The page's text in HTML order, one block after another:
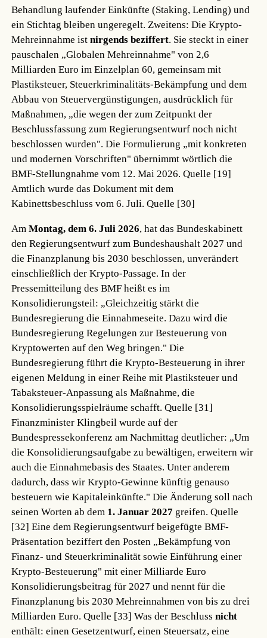
Behandlung laufender Einkünfte (Staking, Lending) und
ein Stichtag bleiben ungeregelt. Zweitens: Die Krypto-
Mehreinnahme istnirgends beziffert. Sie steckt in einer
pauschalen „Globalen Mehreinnahme" von 2,6
Milliarden Euro im Einzelplan 60, gemeinsam mit
Plastiksteuer, Steuerkriminalitäts-Bekämpfung und dem
Abbau von Steuervergünstigungen, ausdrücklich für
Maßnahmen, „die wegen der zum Zeitpunkt der
Beschlussfassung zum Regierungsentwurf noch nicht
beschlossen wurden". Die Formulierung „mit konkreten
und modernen Vorschriften" übernimmt wörtlich die
BMF-Stellungnahme vom 12. Mai 2026.Quelle [19]
Amtlich wurde das Dokument mit dem
Kabinettsbeschluss vom 6. Juli.Quelle [30]
AmMontag, dem 6. Juli 2026, hat das Bundeskabinett
den Regierungsentwurf zum Bundeshaushalt 2027 und
die Finanzplanung bis 2030 beschlossen, unverändert
einschließlich der Krypto-Passage. In der
Pressemitteilung des BMF heißt es im
Konsolidierungsteil: „Gleichzeitig stärkt die
Bundesregierung die Einnahmeseite. Dazu wird die
Bundesregierung Regelungen zur Besteuerung von
Kryptowerten auf den Weg bringen." Die
Bundesregierung führt die Krypto-Besteuerung in ihrer
eigenen Meldung in einer Reihe mit Plastiksteuer und
Tabaksteuer-Anpassung als Maßnahme, die
Konsolidierungsspielräume schafft.Quelle [31]
Finanzminister Klingbeil wurde auf der
Bundespressekonferenz am Nachmittag deutlicher: „Um
die Konsolidierungsaufgabe zu bewältigen, erweitern wir
auch die Einnahmebasis des Staates. Unter anderem
dadurch, dass wir Krypto-Gewinne künftig genauso
besteuern wie Kapitaleinkünfte." Die Änderung soll nach
seinen Worten ab dem 1. Januar 2027 greifen.Quelle
[32] Eine dem Regierungsentwurf beigefügte BMF-
Präsentation beziffert den Posten „Bekämpfung von
Finanz- und Steuerkriminalität sowie Einführung einer
Krypto-Besteuerung" mit einer Milliarde Euro
Konsolidierungsbeitrag für 2027 und nennt für die
Finanzplanung bis 2030 Mehreinnahmen von bis zu drei
Milliarden Euro.Quelle [33] Was der Beschlussnicht
enthält: einen Gesetzentwurf, einen Steuersatz, eine